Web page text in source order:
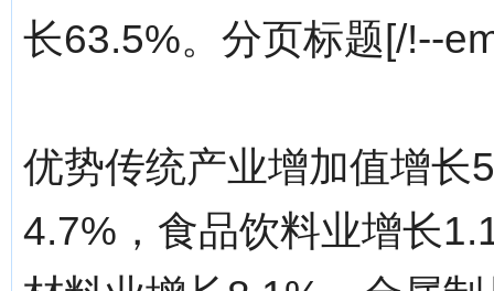
长63.5%。分页标题[/!--
优势传统产业增加值增长
4.7%，食品饮料业增长